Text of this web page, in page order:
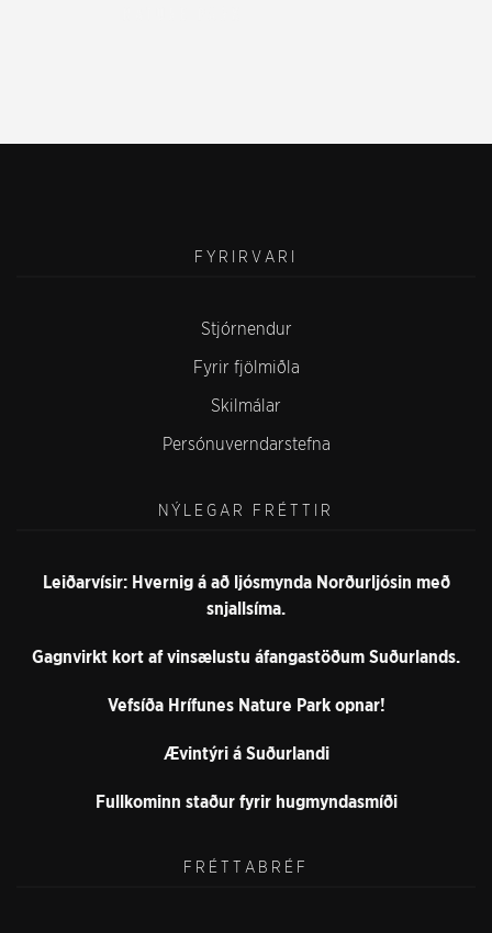
FYRIRVARI
Stjórnendur
Fyrir fjölmiðla
Skilmálar
Persónuverndarstefna
NÝLEGAR FRÉTTIR
Leiðarvísir: Hvernig á að ljósmynda Norðurljósin með
snjallsíma.
Gagnvirkt kort af vinsælustu áfangastöðum Suðurlands.
Vefsíða Hrífunes Nature Park opnar!
Ævintýri á Suðurlandi
Fullkominn staður fyrir hugmyndasmíði
FRÉTTABRÉF